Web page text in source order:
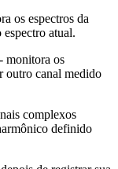
os espectros da
atual.
- monitora os
outro canal medido
complexos
definido